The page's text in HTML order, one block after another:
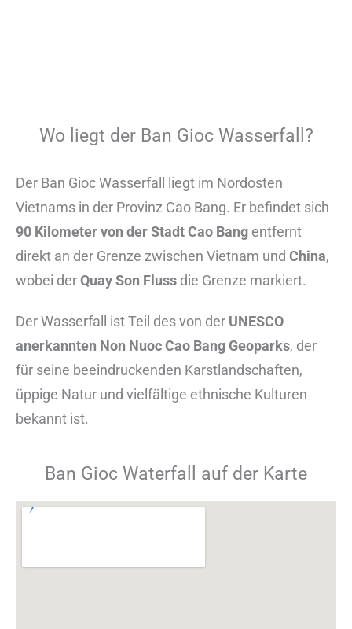
Wo liegt der Ban Gioc Wasserfall?
Der Ban Gioc Wasserfall liegt im Nordosten
Vietnams in der Provinz Cao Bang. Er befindet sich
90 Kilometer von der Stadt Cao Bang entfernt
direkt an der Grenze zwischen Vietnam und China,
wobei derQuay Son Fluss die Grenze markiert.
Der Wasserfall ist Teil des von der UNESCO
anerkannten Non Nuoc Cao Bang Geoparks, der
für seine beeindruckenden Karstlandschaften,
üppige Natur und vielfältige ethnische Kulturen
bekannt ist.
Ban Gioc Waterfall auf der Karte